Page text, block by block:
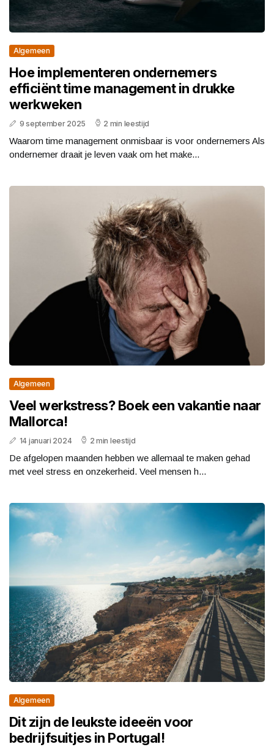
Algemeen
Hoe implementeren ondernemers
efficiënt time management in drukke
werkweken
9 september 2025 2 min leestijd
Waarom time management onmisbaar is voor ondernemers Als
ondernemer draait je leven vaak om het make...
Algemeen
Veel werkstress? Boek een vakantie naar
Mallorca!
14 januari 2024 2 min leestijd
De afgelopen maanden hebben we allemaal te maken gehad
met veel stress en onzekerheid. Veel mensen h...
Algemeen
Dit zijn de leukste ideeën voor
bedrijfsuitjes in Portugal!